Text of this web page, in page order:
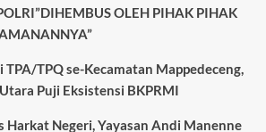
OLEH PIHAK PIHAK
TPQ se-Kecamatan Mappedeceng,
Puji Eksistensi BKPRMI
Harkat Negeri, Yayasan Andi Manenne